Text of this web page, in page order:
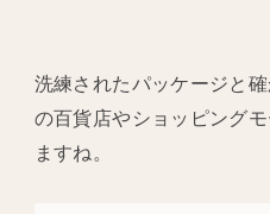
洗練されたパッケージと
の百貨店やショッピング
ますね。